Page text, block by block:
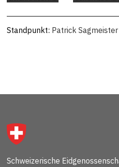
Standpunkt: Patrick Sagmeister
Schweizerische